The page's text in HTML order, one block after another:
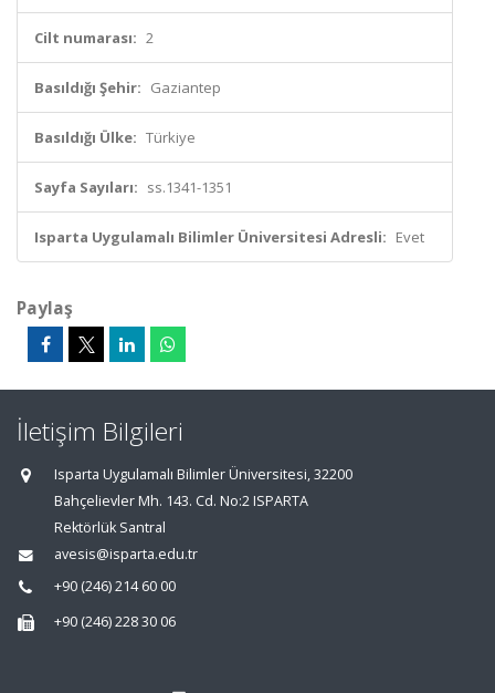
Cilt numarası: 2
Basıldığı Şehir: Gaziantep
Basıldığı Ülke: Türkiye
Sayfa Sayıları: ss.1341-1351
Isparta Uygulamalı Bilimler Üniversitesi Adresli: Evet
Paylaş
İletişim Bilgileri
Isparta Uygulamalı Bilimler Üniversitesi, 32200
Bahçelievler Mh. 143. Cd. No:2 ISPARTA
Rektörlük Santral
avesis@isparta.edu.tr
+90 (246) 214 60 00
+90 (246) 228 30 06